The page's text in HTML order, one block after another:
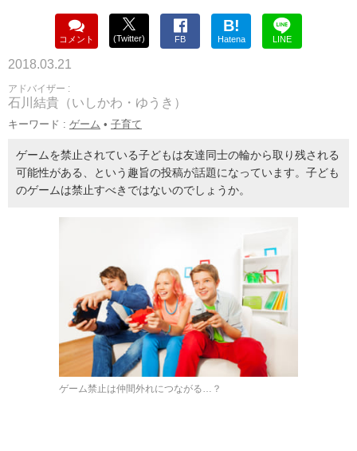
コメント (Twitter) FB
B!
Hatena LINE
2018.03.21
アドバイザー :
石川結貴（いしかわ・ゆうき）
キーワード : ゲーム • 子育て
ゲームを禁止されている子どもは友達同士の輪から取り残される
可能性がある、という趣旨の投稿が話題になっています。子ども
のゲームは禁止すべきではないのでしょうか。
ゲーム禁止は仲間外れにつながる…？